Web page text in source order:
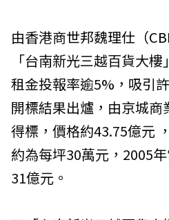
由香港商世邦魏理仕（
「台南新光三越百貨大
租金投報率逾5%，吸引
開標結果出爐，由京城商
得標，價格約43.75億元
約為每坪30萬元，2005
31億元。